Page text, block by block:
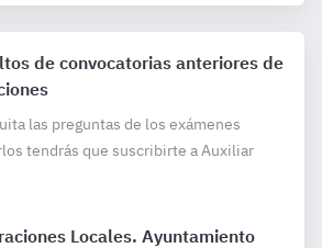
de convocatorias anteriores de
las preguntas de los exámenes
tendrás que suscribirte a Auxiliar
Locales. Ayuntamiento